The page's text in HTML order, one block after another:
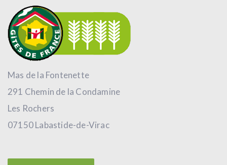
Mas de la Fontenette
291 Chemin de la Condamine
Les Rochers
07150 Labastide-de-Virac